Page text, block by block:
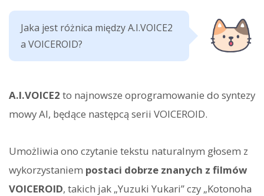
Jaka jest różnica między A.I.VOICE2
a VOICEROID?
A.I.VOICE2 to najnowsze oprogramowanie do syntezy
mowy AI, będące następcą serii VOICEROID.
Umożliwia ono czytanie tekstu naturalnym głosem z
wykorzystaniem postaci dobrze znanych z filmów
VOICEROID, takich jak „Yuzuki Yukari” czy „Kotonoha